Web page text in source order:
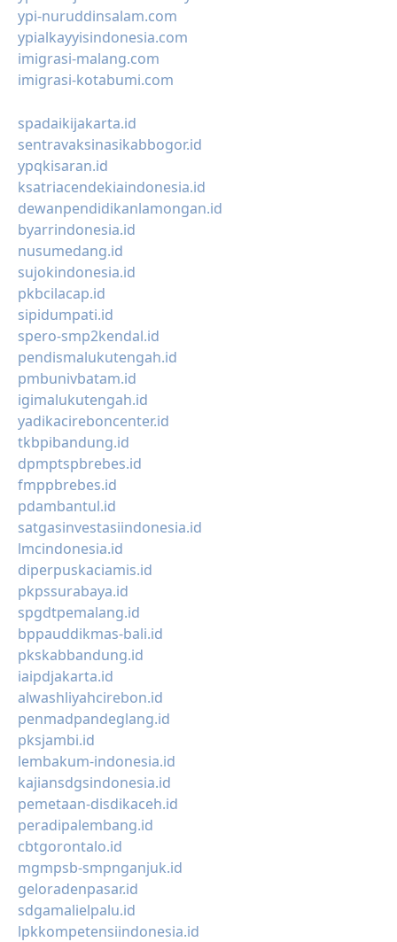
ypi-nuruddinsalam.com
ypialkayyisindonesia.com
imigrasi-malang.com
imigrasi-kotabumi.com
spadaikijakarta.id
sentravaksinasikabbogor.id
ypqkisaran.id
ksatriacendekiaindonesia.id
dewanpendidikanlamongan.id
byarrindonesia.id
nusumedang.id
sujokindonesia.id
pkbcilacap.id
sipidumpati.id
spero-smp2kendal.id
pendismalukutengah.id
pmbunivbatam.id
igimalukutengah.id
yadikacireboncenter.id
tkbpibandung.id
dpmptspbrebes.id
fmppbrebes.id
pdambantul.id
satgasinvestasiindonesia.id
lmcindonesia.id
diperpuskaciamis.id
pkpssurabaya.id
spgdtpemalang.id
bppauddikmas-bali.id
pkskabbandung.id
iaipdjakarta.id
alwashliyahcirebon.id
penmadpandeglang.id
pksjambi.id
lembakum-indonesia.id
kajiansdgsindonesia.id
pemetaan-disdikaceh.id
peradipalembang.id
cbtgorontalo.id
mgmpsb-smpnganjuk.id
geloradenpasar.id
sdgamalielpalu.id
lpkkompetensiindonesia.id